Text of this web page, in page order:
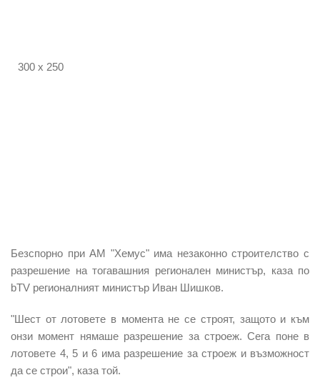
300 x 250
Безспорно при АМ "Хемус" има незаконно строителство с
разрешение на тогавашния регионален министър, каза по
bTV регионалният министър Иван Шишков.
"Шест от лотовете в момента не се строят, защото и към
онзи момент нямаше разрешение за строеж. Сега поне в
лотовете 4, 5 и 6 има разрешение за строеж и възможност
да се строи", каза той.